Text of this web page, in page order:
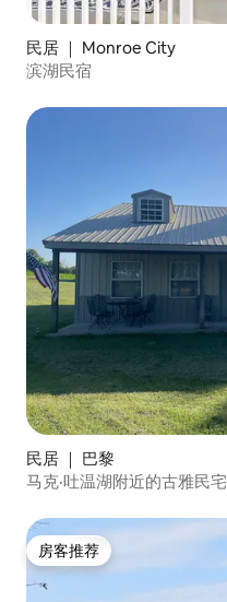
民居 ｜ Monroe City
滨湖民宿
民居 ｜ 巴黎
马克·吐温湖附近的古雅民宅
房客推荐
房客推荐